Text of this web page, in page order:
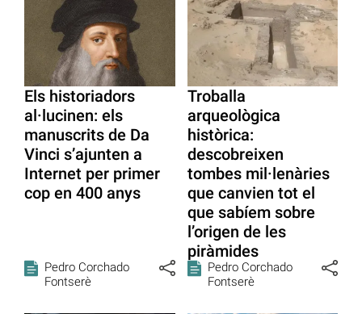
Els historiadors
al·lucinen: els
manuscrits de Da
Vinci s’ajunten a
Internet per primer
cop en 400 anys
Pedro Corchado
Fontserè
Troballa
arqueològica
històrica:
descobreixen
tombes mil·lenàries
que canvien tot el
que sabíem sobre
l’origen de les
piràmides
Pedro Corchado
Fontserè